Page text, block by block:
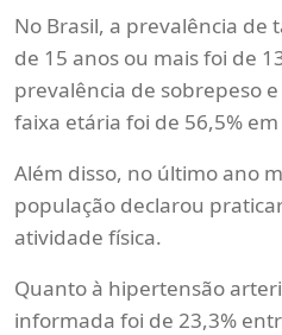
No Brasil, a prevalência de
de 15 anos ou mais foi de
prevalência de sobrepeso
faixa etária foi de 56,5%
Além disso, no último ano
população declarou
atividade física.
Quanto à hipertensão
informada foi de 23,3%